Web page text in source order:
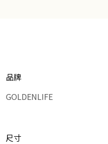
品牌
GOLDENLIFE
尺寸